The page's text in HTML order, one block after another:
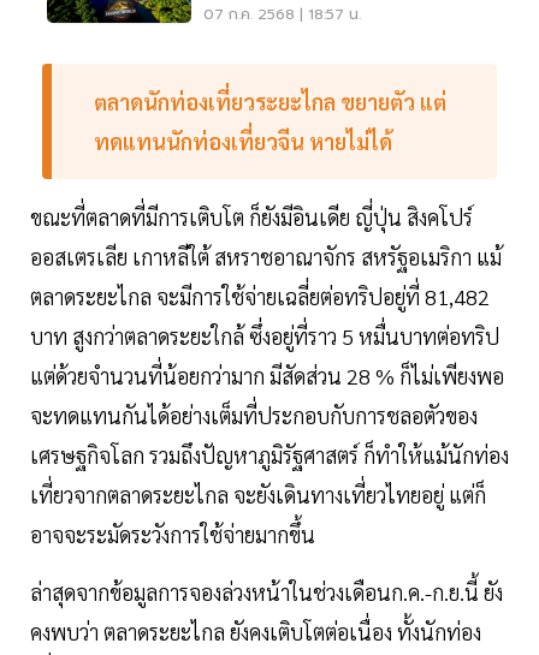
07 ก.ค. 2568 | 18:57 น.
ตลาดนักท่องเที่ยวระยะไกล ขยายตัว แต่
ทดแทนนักท่องเที่ยวจีน หายไม่ได้
ขณะที่ตลาดที่มีการเติบโต ก็ยังมีอินเดีย ญี่ปุ่น สิงคโปร์
ออสเตรเลีย เกาหลีใต้ สหราชอาณาจักร สหรัฐอเมริกา แม้
ตลาดระยะไกล จะมีการใช้จ่ายเฉลี่ยต่อทริปอยู่ที่ 81,482
บาท สูงกว่าตลาดระยะใกล้ ซึ่งอยู่ที่ราว 5 หมื่นบาทต่อทริป
แต่ด้วยจำนวนที่น้อยกว่ามาก มีสัดส่วน 28 % ก็ไม่เพียงพอ
จะทดแทนกันได้อย่างเต็มที่ประกอบกับการชลอตัวของ
เศรษฐกิจโลก รวมถึงปัญหาภูมิรัฐศาสตร์ ก็ทำให้แม้นักท่อง
เที่ยวจากตลาดระยะไกล จะยังเดินทางเที่ยวไทยอยู่ แต่ก็
อาจจะระมัดระวังการใช้จ่ายมากขึ้น
ล่าสุดจากข้อมูลการจองล่วงหน้าในช่วงเดือนก.ค.-ก.ย.นี้ ยัง
คงพบว่า ตลาดระยะไกล ยังคงเติบโตต่อเนื่อง ทั้งนักท่อง